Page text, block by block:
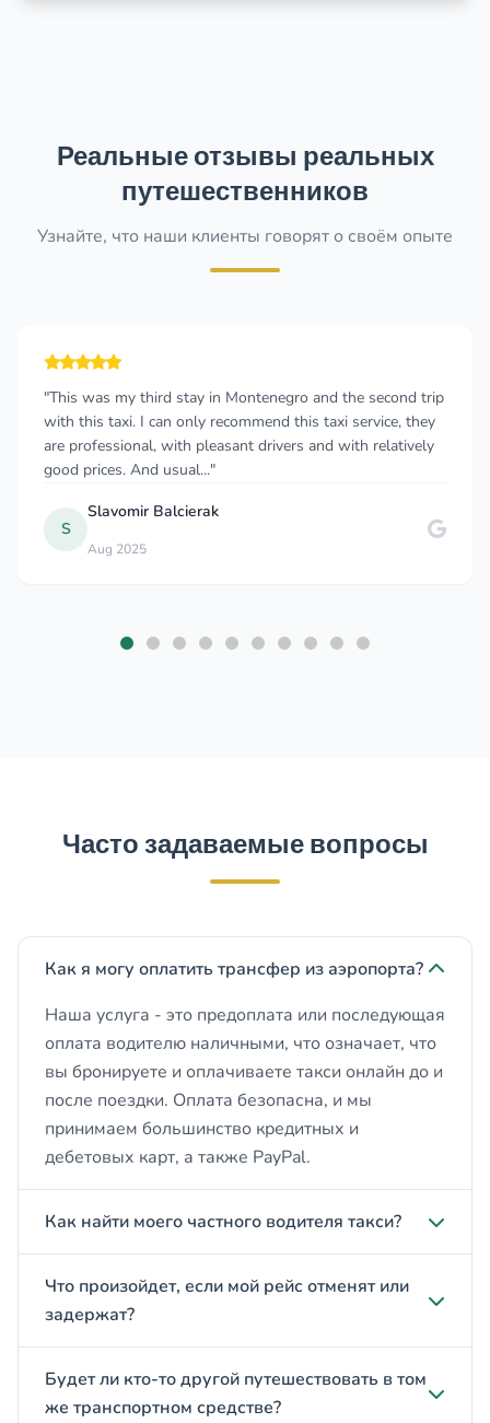
Реальные отзывы реальных
путешественников
Узнайте, что наши клиенты говорят о своём опыте
"This was my third stay in Montenegro and the second trip
with this taxi. I can only recommend this taxi service, they
are professional, with pleasant drivers and with relatively
good prices. And usual..."
S
Slavomir Balcierak
Aug 2025
Часто задаваемые вопросы
Как я могу оплатить трансфер из аэропорта?
Наша услуга - это предоплата или последующая
оплата водителю наличными, что означает, что
вы бронируете и оплачиваете такси онлайн до и
после поездки. Оплата безопасна, и мы
принимаем большинство кредитных и
дебетовых карт, а также PayPal.
Как найти моего частного водителя такси?
Что произойдет, если мой рейс отменят или
задержат?
Будет ли кто-то другой путешествовать в том
же транспортном средстве?